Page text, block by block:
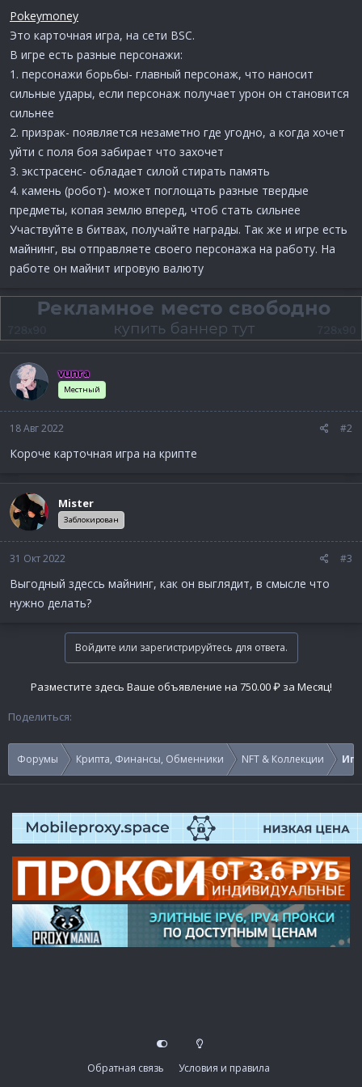
Pokeymoney
Это карточная игра, на сети BSC.
В игре есть разные персонажи:
1. персонажи борьбы- главный персонаж, что наносит
сильные удары, если персонаж получает урон он становится
сильнее
2. призрак- появляется незаметно где угодно, а когда хочет
уйти с поля боя забирает что захочет
3. экстрасенс- обладает силой стирать память
4. камень (робот)- может поглощать разные твердые
предметы, копая землю вперед, чтоб стать сильнее
Участвуйте в битвах, получайте награды. Так же и игре есть
майнинг, вы отправляете своего персонажа на работу. На
работе он майнит игровую валюту
vunra
Местный
18 Авг 2022 #2
Короче карточная игра на крипте
Mister
Заблокирован
31 Окт 2022 #3
Выгодный здессь майнинг, как он выглядит, в смысле что
нужно делать?
Войдите или зарегистрируйтесь для ответа.
Разместите здесь Ваше объявление на 750.00 ₽ за Месяц!
Поделиться:
Форумы Крипта, Финансы, Обменники NFT & Коллекции
Обратная связь
Условия и правила